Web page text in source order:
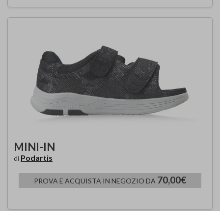
MINI-IN
di Podartis
PROVA E ACQUISTA IN NEGOZIO DA 70,00€